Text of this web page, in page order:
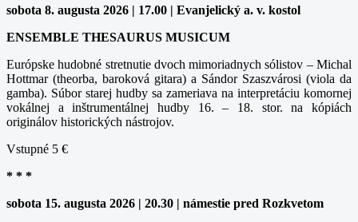
sobota 8. augusta 2026 | 17.00 | Evanjelický a. v. kostol
ENSEMBLE THESAURUS MUSICUM
Európske hudobné stretnutie dvoch mimoriadnych sólistov – Michal
Hottmar (theorba, baroková gitara) a Sándor Szaszvárosi (viola da
gamba). Súbor starej hudby sa zameriava na interpretáciu komornej
vokálnej a inštrumentálnej hudby 16. – 18. stor. na kópiách
originálov historických nástrojov.
Vstupné 5 €
* * *
sobota 15. augusta 2026 | 20.30 | námestie pred Rozkvetom